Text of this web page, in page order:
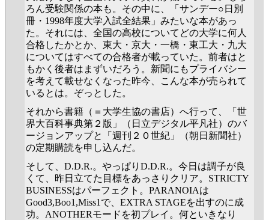
ろん受験関係の本も。その中に、「サンデー○日別
冊・1998年度大学入試全結果」みたいな本があっ
た。それには、全国の高校についてどの大学に何人
合格したかとか、東大・京大・一橋・東工大・九大
についてはすべての合格者が載っていた。前者はと
もかく後者はまずいだろう。新聞にもプライバシー
を考えて載せなくなった昨今、こんな本が売られて
いるとは。ぞっとした。
それから書籍（＝大学生協の書店）へ行って、「世
界大百科事典第２版」（日立デジタル平凡社）のバ
ージョンアップと「週刊２０世紀」（朝日新聞社）
の定期購読を申し込んだ。
そして、D.D.R.。やっぱりD.D.R.。今日は調子が良
くて、昨日立てた目標をあっさりクリア。STRICTY
BUSINESSはパーフェクト。PARANOIAは
Good3,Boo1,Miss1で、EXTRA STAGEを出すのに成
功。ANOTHERモードを初プレイ。何といきなり